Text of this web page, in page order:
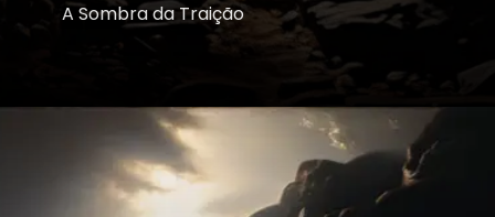
A Sombra da Traição